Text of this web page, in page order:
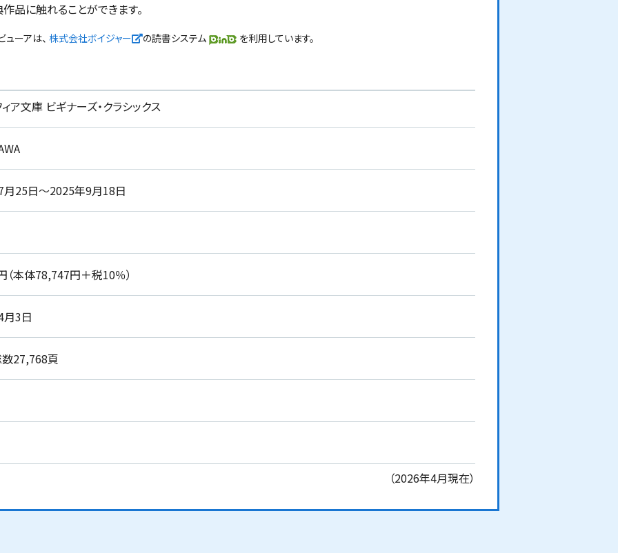
品に触れることができます。
ーアは、 株式会社ボイジャー 新しいウィンドウで開く
の読書システム を利用しています。
ア文庫 ビギナーズ・クラシックス
月25日～2025年9月18日
（本体78,747円＋税10％）
月3日
数27,768頁
（2026年4月現在）